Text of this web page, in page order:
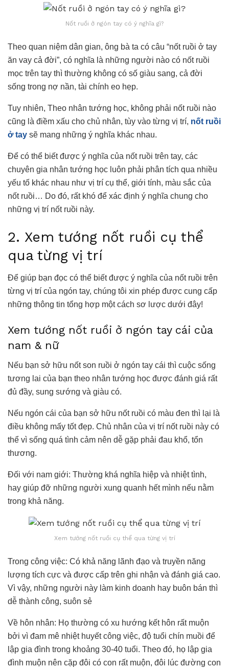
Nốt ruồi ở ngón tay có ý nghĩa gì?
Theo quan niệm dân gian, ông bà ta có câu “nốt ruồi ở tay
ăn vay cả đời”, có nghĩa là những người nào có nốt ruồi
mọc trên tay thì thường không có số giàu sang, cả đời
sống trong nợ nần, tài chính eo hẹp.
Tuy nhiên, Theo nhân tướng học, không phải nốt ruồi nào
cũng là điềm xấu cho chủ nhân, tùy vào từng vị trí, nốt ruồi
ở tay sẽ mang những ý nghĩa khác nhau.
Để có thể biết được ý nghĩa của nốt ruồi trên tay, các
chuyên gia nhân tướng học luôn phải phân tích qua nhiều
yếu tố khác nhau như vị trí cụ thể, giới tính, màu sắc của
nốt ruồi… Do đó, rất khó để xác định ý nghĩa chung cho
những vị trí nốt ruồi này.
2. Xem tướng nốt ruồi cụ thể
qua từng vị trí
Để giúp bạn đọc có thể biết được ý nghĩa của nốt ruồi trên
từng vị trí của ngón tay, chúng tôi xin phép được cung cấp
những thông tin tổng hợp một cách sơ lược dưới đây!
Xem tướng nốt ruồi ở ngón tay cái của
nam & nữ
Nếu bạn sở hữu nốt son ruồi ở ngón tay cái thì cuộc sống
tương lai của bạn theo nhân tướng học được đánh giá rất
đủ đầy, sung sướng và giàu có.
Nếu ngón cái của bạn sở hữu nốt ruồi có màu đen thì lại là
điều không mấy tốt đẹp. Chủ nhân của vị trí nốt ruồi này có
thể vì sống quá tình cảm nên dễ gặp phải đau khổ, tổn
thương.
Đối với nam giới: Thường khá nghĩa hiệp và nhiệt tình,
hay giúp đỡ những người xung quanh hết mình nếu nằm
trong khả năng.
Xem tướng nốt ruồi cụ thể qua từng vị trí
Trong công việc: Có khả năng lãnh đạo và truyền năng
lượng tích cực và được cấp trên ghi nhận và đánh giá cao.
Vì vậy, những người này làm kinh doanh hay buôn bán thì
dễ thành công, suôn sẻ
Về hôn nhân: Họ thường có xu hướng kết hôn rất muộn
bởi vì đam mê nhiệt huyết công việc, độ tuổi chín muồi để
lập gia đình trong khoảng 30-40 tuổi. Theo đó, họ lập gia
đình muộn nên cặp đôi có con rất muộn, đôi lúc đường con